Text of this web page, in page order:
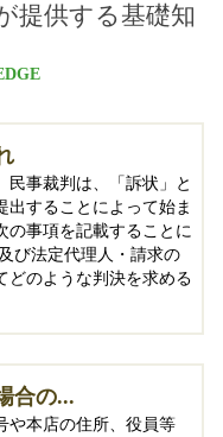
提供する基礎知
事裁判は、「訴状」と
出することによって始ま
の事項を記載することに
び法定代理人・請求の
どのような判決を求める
合の...
や本店の住所、役員等